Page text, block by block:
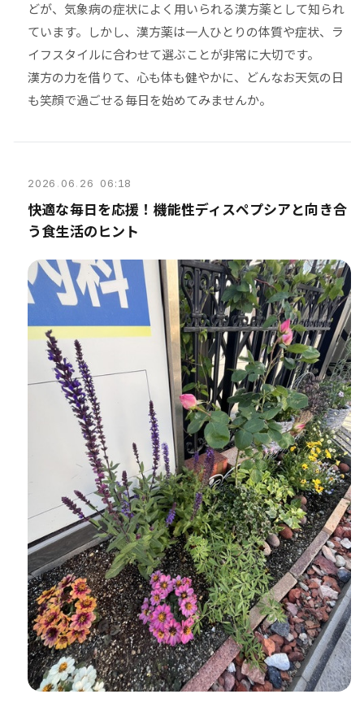
どが、気象病の症状によく用いられる漢方薬として知られ
ています。しかし、漢方薬は一人ひとりの体質や症状、ラ
イフスタイルに合わせて選ぶことが非常に大切です。
漢方の力を借りて、心も体も健やかに、どんなお天気の日
も笑顔で過ごせる毎日を始めてみませんか。
2026 . 06. 26 06:18
快適な毎日を応援！機能性ディスペプシアと向き合
う食生活のヒント